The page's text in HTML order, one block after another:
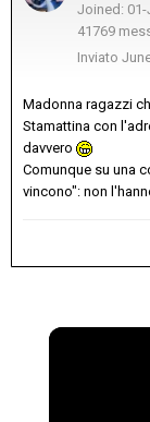
Joined: 01-
41769
Inviato
Madonna ragazzi
Stamattina con
davvero
Comunque su una
vincono": non